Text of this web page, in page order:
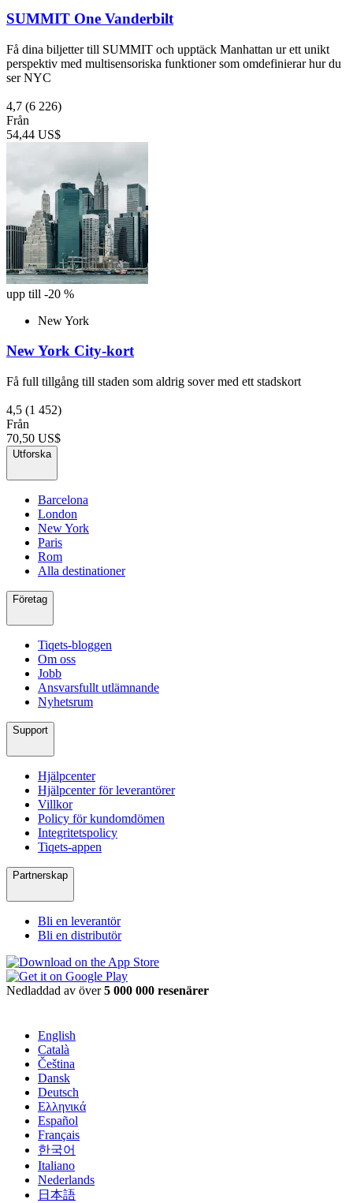
SUMMIT One Vanderbilt
Få dina biljetter till SUMMIT och upptäck Manhattan ur ett unikt
perspektiv med multisensoriska funktioner som omdefinierar hur du
ser NYC
4,7 (6 226)
Från
54,44 US$
upp till -20 %
New York
New York City-kort
Få full tillgång till staden som aldrig sover med ett stadskort
4,5 (1 452)
Från
70,50 US$
Utforska
Barcelona
London
New York
Paris
Rom
Alla destinationer
Företag
Tiqets-bloggen
Om oss
Jobb
Ansvarsfullt utlämnande
Nyhetsrum
Support
Hjälpcenter
Hjälpcenter för leverantörer
Villkor
Policy för kundomdömen
Integritetspolicy
Tiqets-appen
Partnerskap
Bli en leverantör
Bli en distributör
Nedladdad av över5 000 000 resenärer
English
Català
Čeština
Dansk
Deutsch
Ελληνικά
Español
Français
한국어
Italiano
Nederlands
日本語